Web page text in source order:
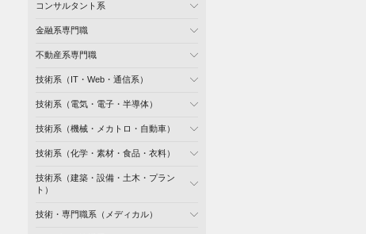
コンサルタント系
金融系専門職
不動産系専門職
技術系（IT・Web・通信系）
技術系（電気・電子・半導体）
技術系（機械・メカトロ・自動車）
技術系（化学・素材・食品・衣料）
技術系（建築・設備・土木・プラン
ト）
技術・専門職系（メディカル）